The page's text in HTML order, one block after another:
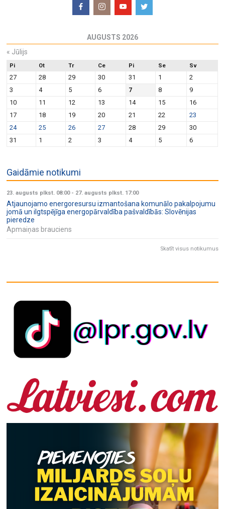
AUGUSTS 2026
« Jūlijs
Pi Ot Tr Ce Pi Se Sv
27 28 29 30 31 1
2
3
4 5 6 7 8
9
10
11 12 13 14 15
16
17
18 19 20 21 22
23
24
25 26 27 28 29
30
31
1 2 3 4 5 6
Gaidāmie notikumi
23. augusts plkst. 08:00- 27. augusts plkst. 17:00
Atjaunojamo energoresursu izmantošana komunālo pakalpojumu
jomā un ilgtspējīga energopārvaldība pašvaldībās: Slovēnijas
pieredze
Apmaiņas brauciens
Skatīt visus notikumus